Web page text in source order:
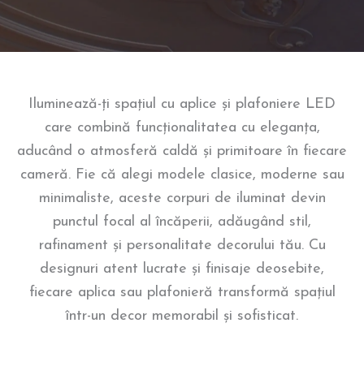
Iluminează-ți spațiul cu aplice și plafoniere LED
care combină funcționalitatea cu eleganța,
aducând o atmosferă caldă și primitoare în fiecare
cameră. Fie că alegi modele clasice, moderne sau
minimaliste, aceste corpuri de iluminat devin
punctul focal al încăperii, adăugând stil,
rafinament și personalitate decorului tău. Cu
designuri atent lucrate și finisaje deosebite,
fiecare aplica sau plafonieră transformă spațiul
într-un decor memorabil și sofisticat.